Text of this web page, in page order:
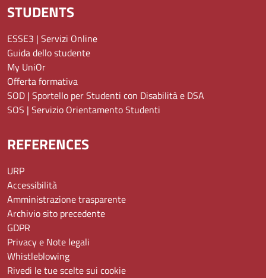
STUDENTS
ESSE3 | Servizi Online
Guida dello studente
My UniOr
Offerta formativa
SOD | Sportello per Studenti con Disabilità e DSA
SOS | Servizio Orientamento Studenti
REFERENCES
URP
Accessibilità
Amministrazione trasparente
Archivio sito precedente
GDPR
Privacy e Note legali
Whistleblowing
Rivedi le tue scelte sui cookie